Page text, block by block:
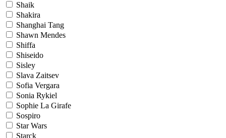
Shaik
Shakira
Shanghai Tang
Shawn Mendes
Shiffa
Shiseido
Sisley
Slava Zaitsev
Sofia Vergara
Sonia Rykiel
Sophie La Girafe
Sospiro
Star Wars
Starck